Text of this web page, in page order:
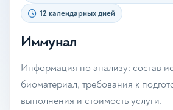
12 календарных дней
Иммунал
Информация по анализу: состав
биоматериал, требования к
выполнения и стоимость услуги.